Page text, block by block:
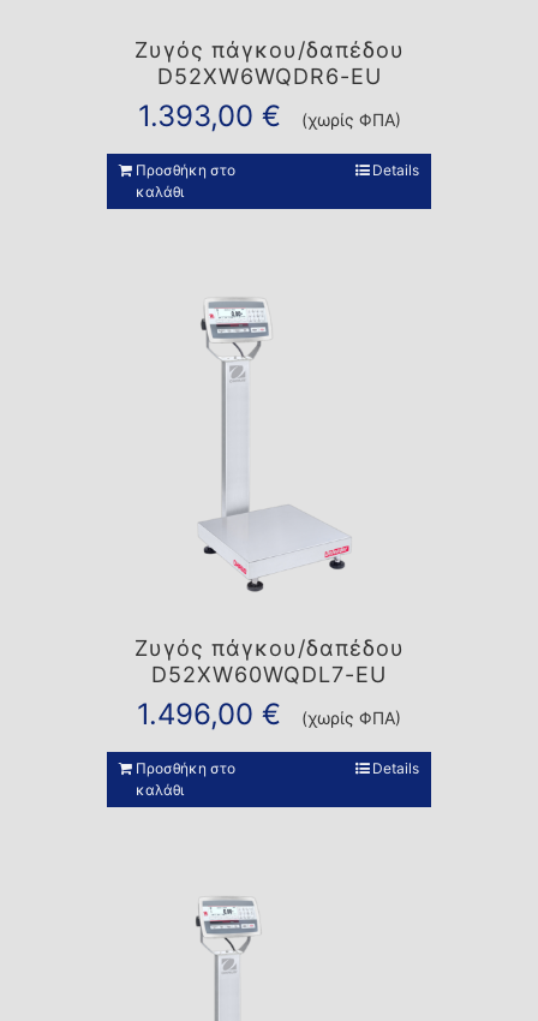
Ζυγός πάγκου/δαπέδου
D52XW6WQDR6-EU
1.393,00 € (χωρίς ΦΠΑ)
Προσθήκη στο
καλάθι
Details
Ζυγός πάγκου/δαπέδου
D52XW60WQDL7-EU
1.496,00 € (χωρίς ΦΠΑ)
Προσθήκη στο
καλάθι
Details